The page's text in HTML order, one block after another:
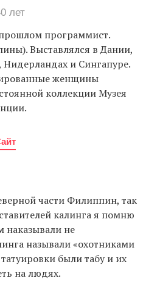
лет
программист.
Выставлялся в Дании,
и Сингапуре.
женщины
коллекции Музея
части Филиппин, так
калинга я помню
наказывали не
называли «охотниками
были табу и их
на людях.